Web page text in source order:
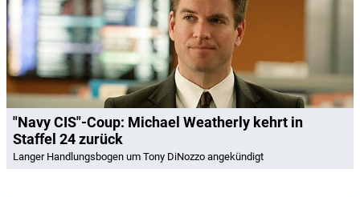
"Navy CIS"-Coup: Michael Weatherly kehrt in
Staffel 24 zurück
Langer Handlungsbogen um Tony DiNozzo angekündigt